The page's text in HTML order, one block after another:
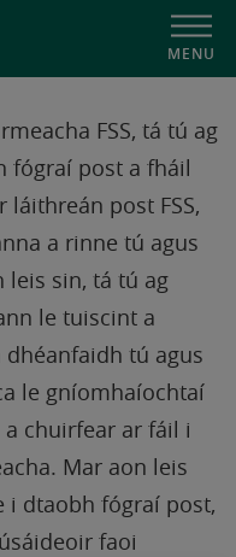
MENU
FSS
FSS, tá tú ag
fógraí post a fháil
post FSS,
a rinne tú agus
leis sin, tá tú ag
le tuiscint a
tú agus
le gníomhaíochtaí
chuirfear ar fáil i
Mar aon leis
i dtaobh fógraí post,
faoi